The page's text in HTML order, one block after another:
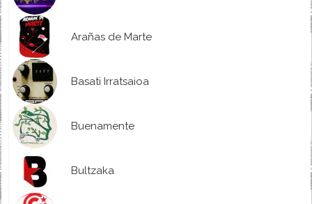
Arañas de Marte
Basati Irratsaioa
Buenamente
Bultzaka